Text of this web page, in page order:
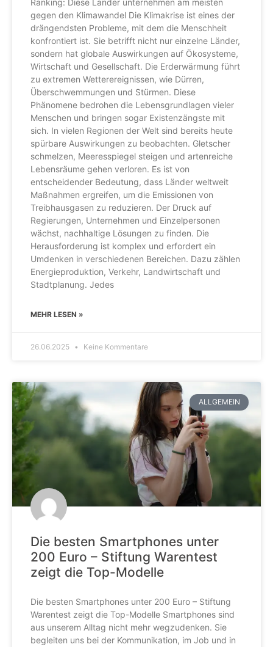
Ranking: Diese Länder unternehmen am meisten
gegen den Klimawandel Die Klimakrise ist eines der
drängendsten Probleme, mit dem die Menschheit
konfrontiert ist. Sie betrifft nicht nur einzelne Länder,
sondern hat globale Auswirkungen auf Ökosysteme,
Wirtschaft und Gesellschaft. Die Erderwärmung führt
zu extremen Wetterereignissen, wie Dürren,
Überschwemmungen und Stürmen. Diese
Phänomene bedrohen die Lebensgrundlagen vieler
Menschen und bringen sogar Existenzängste mit
sich. In vielen Regionen der Welt sind bereits heute
spürbare Auswirkungen zu beobachten. Gletscher
schmelzen, Meeresspiegel steigen und artenreiche
Lebensräume gehen verloren. Es ist von
entscheidender Bedeutung, dass Länder weltweit
Maßnahmen ergreifen, um die Emissionen von
Treibhausgasen zu reduzieren. Der Druck auf
Regierungen, Unternehmen und Einzelpersonen
wächst, nachhaltige Lösungen zu finden. Die
Herausforderung ist komplex und erfordert ein
Umdenken in verschiedenen Bereichen. Dazu zählen
Energieproduktion, Verkehr, Landwirtschaft und
Stadtplanung. Jedes
MEHR LESEN »
26.06.2025 Keine Kommentare
ALLGEMEIN
Die besten Smartphones unter
200 Euro – Stiftung Warentest
zeigt die Top-Modelle
Die besten Smartphones unter 200 Euro – Stiftung
Warentest zeigt die Top-Modelle Smartphones sind
aus unserem Alltag nicht mehr wegzudenken. Sie
begleiten uns bei der Kommunikation, im Job und in